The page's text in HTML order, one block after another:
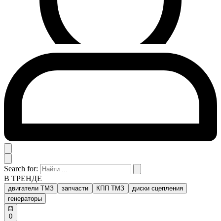
Search for:
В ТРЕНДЕ
двигатели ТМЗ запчасти КПП ТМЗ
диски сцепления
генераторы
0